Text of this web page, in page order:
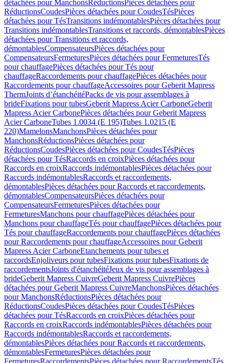
détachées pour ManchonsRéductionsPièces détachées pour
RéductionsCoudesPièces détachées pour CoudesTésPièces
détachées pour TésTransitions indémontablesPièces détachées pour
Transitions indémontablesTransitions et raccords, démontablesPièces
détachées pour Transitions et raccords,
démontablesCompensateursPièces détachées pour
CompensateursFermeturesPièces détachées pour FermeturesTés
pour chauffagePièces détachées pour Tés pour
chauffageRaccordements pour chauffagePièces détachées pour
Raccordements pour chauffageAccessoires pour Geberit Mapress
ThermJoints d’étanchéitéPacks de vis pour assemblages à
brideFixations pour tubesGeberit Mapress Acier CarboneGeberit
Mapress Acier CarbonePièces détachées pour Geberit Mapress
Acier CarboneTubes 1.0034 (E 195)Tubes 1.0215 (E
220)MamelonsManchonsPièces détachées pour
ManchonsRéductionsPièces détachées pour
RéductionsCoudesPièces détachées pour CoudesTésPièces
détachées pour TésRaccords en croixPièces détachées pour
Raccords en croixRaccords indémontablesPièces détachées pour
Raccords indémontablesRaccords et raccordements,
démontablesPièces détachées pour Raccords et raccordements,
démontablesCompensateursPièces détachées pour
CompensateursFermeturesPièces détachées pour
FermeturesManchons pour chauffagePièces détachées pour
Manchons pour chauffageTés pour chauffagePièces détachées pour
Tés pour chauffageRaccordements pour chauffagePièces détachées
pour Raccordements pour chauffageAccessoires pour Geberit
Mapress Acier CarboneEtanchements pour tubes et
raccordsEnjoliveurs pour tubesFixations pour tubesFixations de
raccordementsJoints d'étanchéitéJeux de vis pour assemblages à
brideGeberit Mapress CuivreGeberit Mapress CuivrePièces
détachées pour Geberit Mapress CuivreManchonsPièces détachées
pour ManchonsRéductionsPièces détachées pour
RéductionsCoudesPièces détachées pour CoudesTésPièces
détachées pour TésRaccords en croixPièces détachées pour
Raccords en croixRaccords indémontablesPièces détachées pour
Raccords indémontablesRaccords et raccordements,
démontablesPièces détachées pour Raccords et raccordements,
démontablesFermeturesPièces détachées pour
FermeturesRaccordementsPièces détachées pour RaccordementsTés